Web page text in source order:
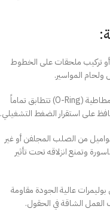
أو تركيب ملحقات على الخطوط
المواسير.
مزود بحلقة منع تسريب مطاطية (O-Ring) تتطابق تماماً
على استقرار الضغط التشغيلي.
من الصلب المجلفن أو غير
وتمنع انزلاقه تحت تأثير
عالية الجودة مقاومة
الشاقة في الحقول.